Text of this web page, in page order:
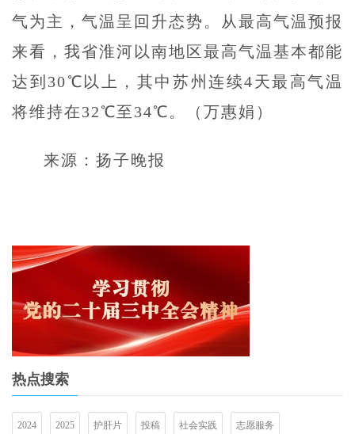
气为主，气温呈回升态势。从最高气温预报
来看，我省淮河以南地区最高气温基本都能
达到30℃以上，其中苏州连续4天最高气温
将维持在32℃至34℃。（万惠娟）
来源：扬子晚报
热点搜索
2024 2025 护肝片 投稿 社会实践 志愿服务